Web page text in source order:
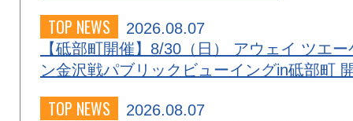
TOP NEWS
2026.08.07
【砥部町開催】8/30（日） アウェイ ツエー
ン金沢戦パブリックビューイングin砥部町
TOP NEWS
2026.08.07